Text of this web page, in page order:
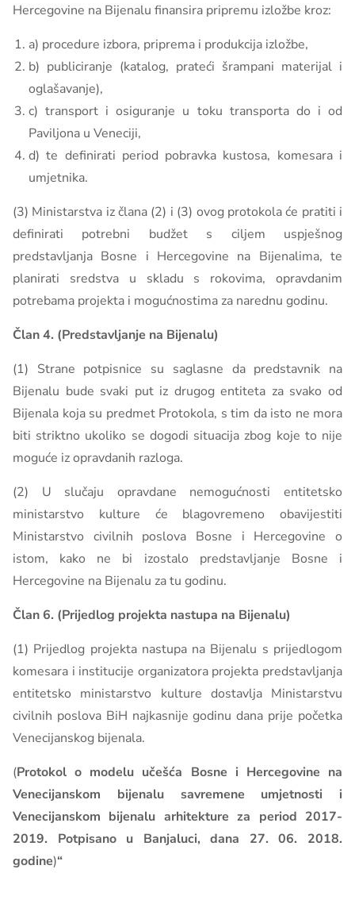
Hercegovine na Bijenalu finansira pripremu izložbe kroz:
a) procedure izbora, priprema i produkcija izložbe,
b) publiciranje (katalog, prateći šrampani materijal i
oglašavanje),
c) transport i osiguranje u toku transporta do i od
Paviljona u Veneciji,
d) te definirati period pobravka kustosa, komesara i
umjetnika.
(3) Ministarstva iz člana (2) i (3) ovog protokola će pratiti i
definirati potrebni budžet s ciljem uspješnog
predstavljanja Bosne i Hercegovine na Bijenalima, te
planirati sredstva u skladu s rokovima, opravdanim
potrebama projekta i mogućnostima za narednu godinu.
Član 4. (Predstavljanje na Bijenalu)
(1) Strane potpisnice su saglasne da predstavnik na
Bijenalu bude svaki put iz drugog entiteta za svako od
Bijenala koja su predmet Protokola, s tim da isto ne mora
biti striktno ukoliko se dogodi situacija zbog koje to nije
moguće iz opravdanih razloga.
(2) U slučaju opravdane nemogućnosti entitetsko
ministarstvo kulture će blagovremeno obavijestiti
Ministarstvo civilnih poslova Bosne i Hercegovine o
istom, kako ne bi izostalo predstavljanje Bosne i
Hercegovine na Bijenalu za tu godinu.
Član 6. (Prijedlog projekta nastupa na Bijenalu)
(1) Prijedlog projekta nastupa na Bijenalu s prijedlogom
komesara i institucije organizatora projekta predstavljanja
entitetsko ministarstvo kulture dostavlja Ministarstvu
civilnih poslova BiH najkasnije godinu dana prije početka
Venecijanskog bijenala.
(Protokol o modelu učešća Bosne i Hercegovine na
Venecijanskom bijenalu savremene umjetnosti i
Venecijanskom bijenalu arhitekture za period 2017-
2019. Potpisano u Banjaluci, dana 27. 06. 2018.
godine)“